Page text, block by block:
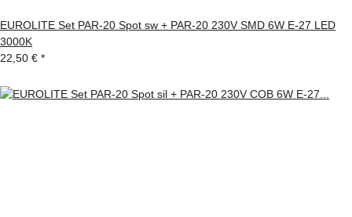
EUROLITE Set PAR-20 Spot sw + PAR-20 230V SMD 6W E-27 LED
3000K
22,50 € *